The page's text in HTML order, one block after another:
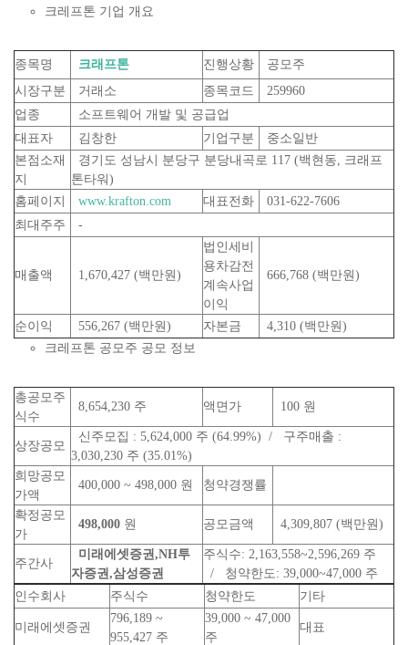
크레프톤 기업 개요
종목명 크래프톤 진행상황
공모주
시장구분
거래소 종목코드
259960
업종
소프트웨어 개발 및 공급업
대표자
김창한 기업구분
중소일반
본점소재
지
경기도 성남시 분당구 분당내곡로 117 (백현동, 크래프
톤타워)
홈페이지
www.krafton.com 대표전화
031-622-7606
최대주주
-
매출액 1,670,427 (백만원)
법인세비
용차감전
계속사업
이익
666,768 (백만원)
순이익 556,267 (백만원) 자본금
4,310 (백만원)
크레프톤 공모주 공모 정보
총공모주
식수
8,654,230 주 액면가 100 원
상장공모
신주모집 : 5,624,000 주 (64.99%) / 구주매출 :
3,030,230 주 (35.01%)
희망공모
가액
400,000 ~ 498,000 원 청약경쟁률
확정공모
가
498,000 원 공모금액 4,309,807 (백만원)
주간사
미래에셋증권,NH투
자증권,삼성증권
주식수: 2,163,558~2,596,269 주
/ 청약한도: 39,000~47,000 주
인수회사
주식수 청약한도 기타
미래에셋증권
796,189 ~
955,427 주
39,000 ~ 47,000
주
대표